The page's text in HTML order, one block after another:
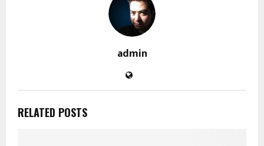
admin
RELATED POSTS